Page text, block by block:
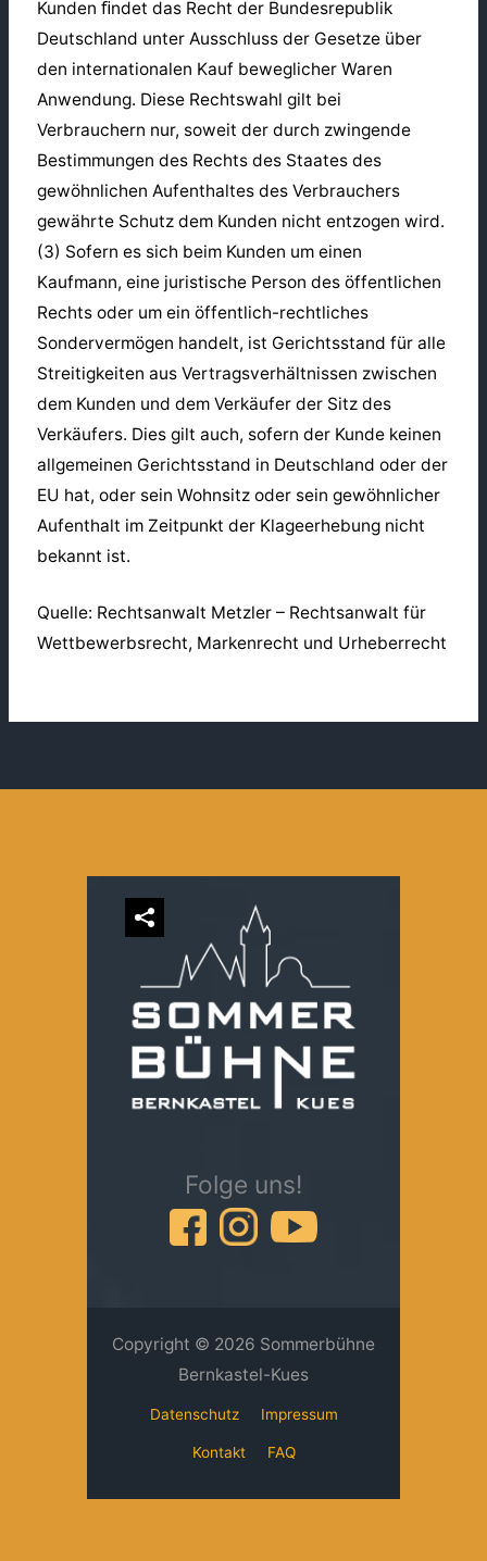
Kunden ﬁndet das Recht der Bundesrepublik
Deutschland unter Ausschluss der Gesetze über
den internationalen Kauf beweglicher Waren
Anwendung. Diese Rechtswahl gilt bei
Verbrauchern nur, soweit der durch zwingende
Bestimmungen des Rechts des Staates des
gewöhnlichen Aufenthaltes des Verbrauchers
gewährte Schutz dem Kunden nicht entzogen wird.
(3) Sofern es sich beim Kunden um einen
Kaufmann, eine juristische Person des öffentlichen
Rechts oder um ein öffentlich-rechtliches
Sondervermögen handelt, ist Gerichtsstand für alle
Streitigkeiten aus Vertragsverhältnissen zwischen
dem Kunden und dem Verkäufer der Sitz des
Verkäufers. Dies gilt auch, sofern der Kunde keinen
allgemeinen Gerichtsstand in Deutschland oder der
EU hat, oder sein Wohnsitz oder sein gewöhnlicher
Aufenthalt im Zeitpunkt der Klageerhebung nicht
bekannt ist.
Quelle: Rechtsanwalt Metzler – Rechtsanwalt für
Wettbewerbsrecht, Markenrecht und Urheberrecht
Folge uns!
Copyright © 2026 Sommerbühne
Bernkastel-Kues
Datenschutz Impressum
Kontakt FAQ